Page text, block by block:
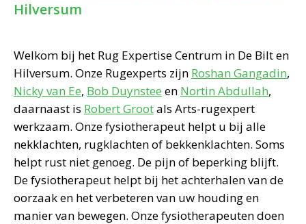
Hilversum
Welkom bij het Rug Expertise Centrum in De Bilt en
Hilversum. Onze Rugexperts zijn Roshan Gangadin,
Nicky van Ee, Bob Duynstee en Nortin Abdullah,
daarnaast is Robert Grootals Arts-rugexpert
werkzaam. Onze fysiotherapeut helpt u bij alle
nekklachten, rugklachten of bekkenklachten. Soms
helpt rust niet genoeg. De pijn of beperking blijft.
De fysiotherapeut helpt bij het achterhalen van de
oorzaak en het verbeteren van uw houding en
manier van bewegen. Onze fysiotherapeuten doen